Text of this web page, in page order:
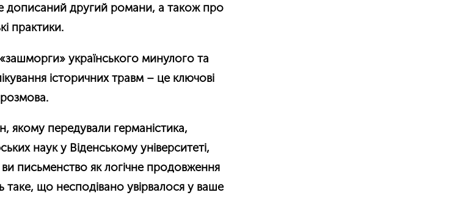
дописаний другий романи, а також про
практики.
українського минулого та
історичних травм – це ключові
передували германістика,
наук у Віденському університеті,
письменство як логічне продовження
що несподівано увірвалося у ваше